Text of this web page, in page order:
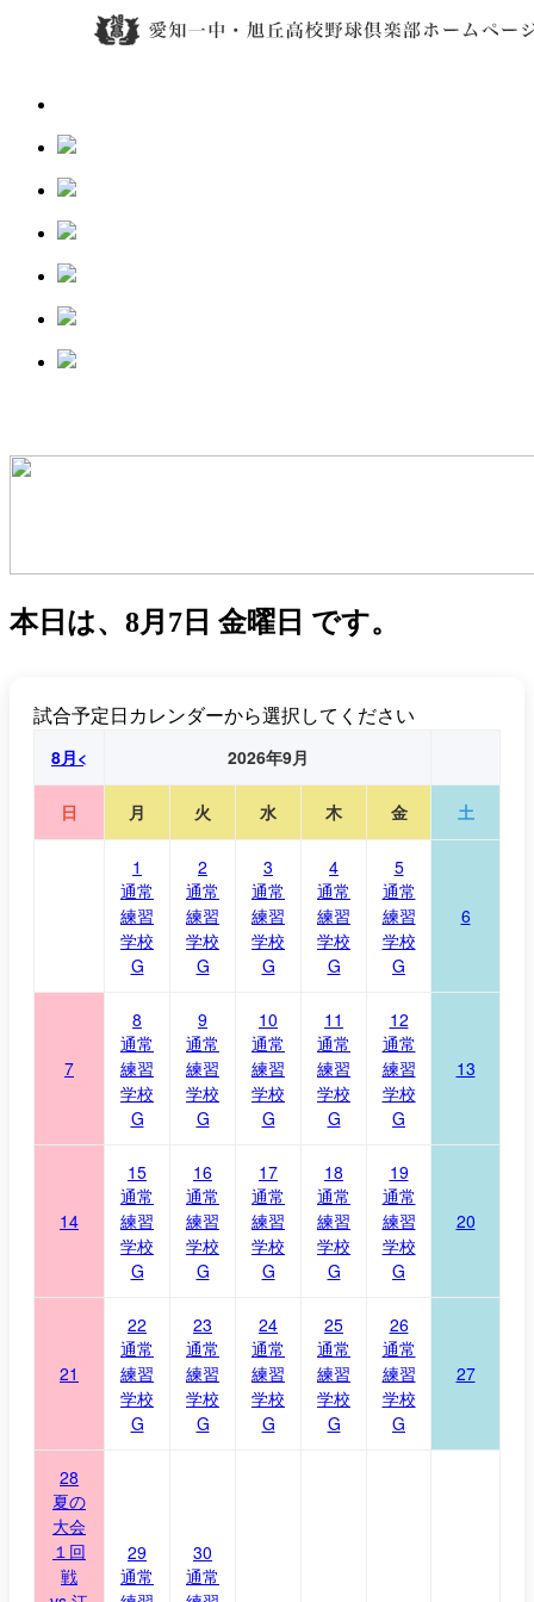
本日は、 8月7日 金曜日 です。
試合予定日カレンダーから選択してください
8月< 2026年9月
日 月 火 水 木 金 土
1
通常
練習
学校
G
2
通常
練習
学校
G
3
通常
練習
学校
G
4
通常
練習
学校
G
5
通常
練習
学校
G
6
7
8
通常
練習
学校
G
9
通常
練習
学校
G
10
通常
練習
学校
G
11
通常
練習
学校
G
12
通常
練習
学校
G
13
14
15
通常
練習
学校
G
16
通常
練習
学校
G
17
通常
練習
学校
G
18
通常
練習
学校
G
19
通常
練習
学校
G
20
21
22
通常
練習
学校
G
23
通常
練習
学校
G
24
通常
練習
学校
G
25
通常
練習
学校
G
26
通常
練習
学校
G
27
28
夏の
大会
１回
戦
29
通常
30
通常